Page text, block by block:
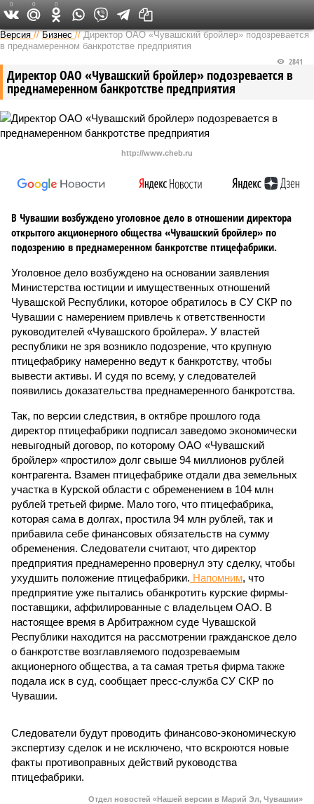
Версия в Чувашии
Версия //Бизнес //Директор ОАО «Чувашский бройлер» подозревается
в преднамеренном банкротстве предприятия
Директор ОАО «Чувашский бройлер» подозревается в
преднамеренном банкротстве предприятия
2841
http://www.cheb.ru
В Чувашии возбуждено уголовное дело в отношении директора
открытого акционерного общества «Чувашский бройлер» по
подозрению в преднамеренном банкротстве птицефабрики.
Уголовное дело возбуждено на основании заявления
Министерства юстиции и имущественных отношений
Чувашской Республики, которое обратилось в СУ СКР по
Чувашии с намерением привлечь к ответственности
руководителей «Чувашского бройлера». У властей
республики не зря возникло подозрение, что крупную
птицефабрику намеренно ведут к банкротству, чтобы
вывести активы. И судя по всему, у следователей
появились доказательства преднамеренного банкротства.
Так, по версии следствия, в октябре прошлого года
директор птицефабрики подписал заведомо экономически
невыгодный договор, по которому ОАО «Чувашский
бройлер» «простило» долг свыше 94 миллионов рублей
контрагента. Взамен птицефабрике отдали два земельных
участка в Курской области с обременением в 104 млн
рублей третьей фирме. Мало того, что птицефабрика,
которая сама в долгах, простила 94 млн рублей, так и
прибавила себе финансовых обязательств на сумму
обременения. Следователи считают, что директор
предприятия преднамеренно провернул эту сделку, чтобы
ухудшить положение птицефабрики. Напомним, что
предприятие уже пытались обанкротить курские фирмы-
поставщики, аффилированные с владельцем ОАО. В
настоящее время в Арбитражном суде Чувашской
Республики находится на рассмотрении гражданское дело
о банкротстве возглавляемого подозреваемым
акционерного общества, а та самая третья фирма также
подала иск в суд, сообщает пресс-служба СУ СКР по
Чувашии.
Следователи будут проводить финансово-экономическую
экспертизу сделок и не исключено, что вскроются новые
факты противоправных действий руководства
птицефабрики.
0 0 0
Отдел новостей «Нашей версии в Марий Эл, Чувашии»